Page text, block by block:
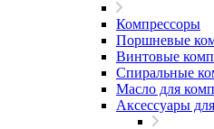
Компрессоры
Поршневые
Винтовые
Спиральные
Масло для
Аксессуары